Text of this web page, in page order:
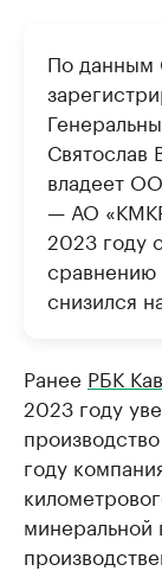
По данным
Святослав
владеет
— АО
2023 году
сравнению
снизился
Ранее РБК
2023 году
году
минеральной